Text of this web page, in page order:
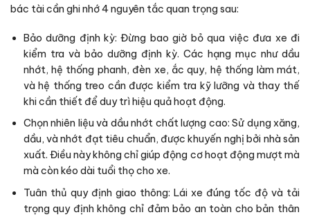
bác tài cần ghi nhớ 4 nguyên tắc quan trọng sau:
Bảo dưỡng định kỳ: Đừng bao giờ bỏ qua việc đưa xe đi
kiểm tra và bảo dưỡng định kỳ. Các hạng mục như dầu
nhớt, hệ thống phanh, đèn xe, ắc quy, hệ thống làm mát,
và hệ thống treo cần được kiểm tra kỹ lưỡng và thay thế
khi cần thiết để duy trì hiệu quả hoạt động.
Chọn nhiên liệu và dầu nhớt chất lượng cao: Sử dụng xăng,
dầu, và nhớt đạt tiêu chuẩn, được khuyến nghị bởi nhà sản
xuất. Điều này không chỉ giúp động cơ hoạt động mượt mà
mà còn kéo dài tuổi thọ cho xe.
Tuân thủ quy định giao thông: Lái xe đúng tốc độ và tải
trọng quy định không chỉ đảm bảo an toàn cho bản thân